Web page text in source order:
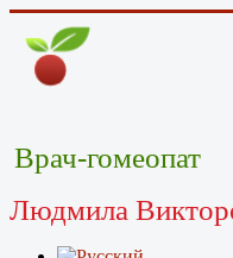
Врач-гомеопат
Людмила